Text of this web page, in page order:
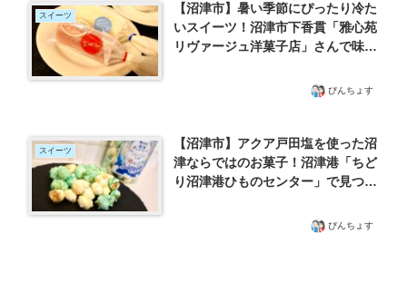
スイーツ
【沼津市】暑い季節にぴったり冷た
いスイーツ！沼津市下香貫「雅心苑
リヴァージュ洋菓子店」さんで味わ
ぴんちょす
スイーツ
【沼津市】アクア戸田塩を使った沼
津ならではのお菓子！沼津港「ちど
り沼津港ひものセンター」で見つけ
ぴんちょす